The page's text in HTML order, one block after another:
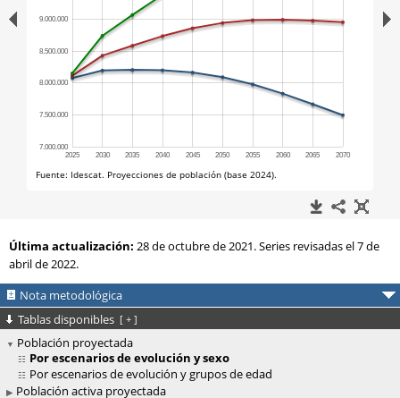
Última actualización: 28 de octubre de 2021. Series revisadas el 7 de
abril de 2022.
Nota metodológica
Tablas disponibles [ + ]
Población proyectada
Por escenarios de evolución y sexo
Por escenarios de evolución y grupos de edad
Población activa proyectada